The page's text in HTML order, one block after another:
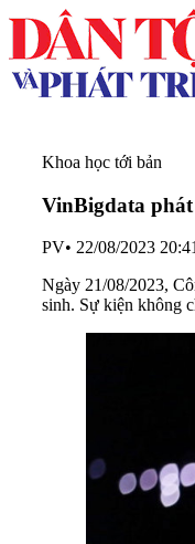
Khoa học tới bản
VinBigdata
PV• 22/08/2023
Ngày 21/08/2023,
sinh. Sự kiện không